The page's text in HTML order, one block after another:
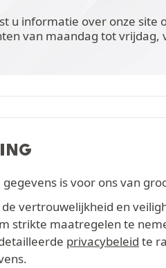
u informatie over onze site
van maandag tot vrijdag,
is voor ons van
vertrouwelijkheid en
strikte maatregelen te
privacybeleid te